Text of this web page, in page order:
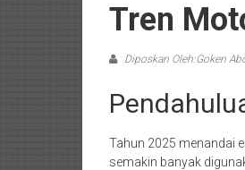
Tren
Diposkan Oleh:Goken
Tahun 2025 menandai
semakin banyak